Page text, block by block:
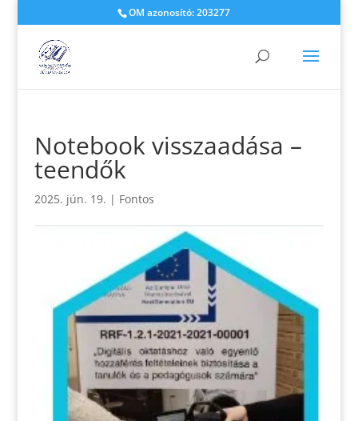
OM azonosító: 203277
Notebook visszaadása –
teendők
2025. jún. 19. | Fontos